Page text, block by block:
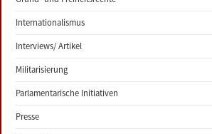
Internationalismus
Interviews/ Artikel
Militarisierung
Parlamentarische Initiativen
Presse